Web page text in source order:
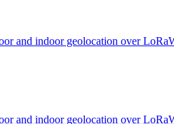
and indoor geolocation over
and indoor geolocation over